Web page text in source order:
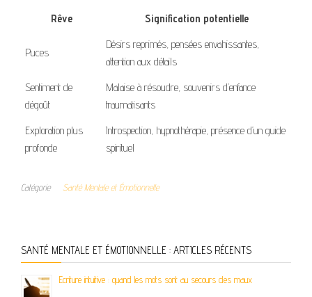
Rêve Signification potentielle
Puces
Désirs reprimés, pensées envahissantes,
attention aux détails
Sentiment de
dégoût
Malaise à résoudre, souvenirs d’enfance
traumatisants
Exploration plus
profonde
Introspection, hypnothérapie, présence d’un guide
spirituel
Catégorie Santé Mentale et Émotionnelle
SANTÉ MENTALE ET ÉMOTIONNELLE : ARTICLES RÉCENTS
Ecriture intuitive : quand les mots sont au secours des maux